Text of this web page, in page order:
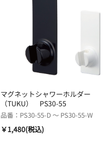
マグネットシャワーホルダー
（TUKU） PS30-55
品番：PS30-55-D ～ PS30-55-W
￥1,480(税込)